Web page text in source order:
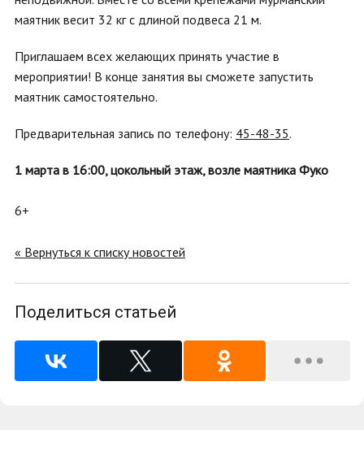
маятник весит 32 кг с длиной подвеса 21 м.
Приглашаем всех желающих принять участие в
мероприятии! В конце занятия вы сможете запустить
маятник самостоятельно.
Предварительная запись по телефону: 45-48-35.
1 марта в 16:00, цокольный этаж, возле маятника Фуко
6+
« Вернуться к списку новостей
Поделиться статьей